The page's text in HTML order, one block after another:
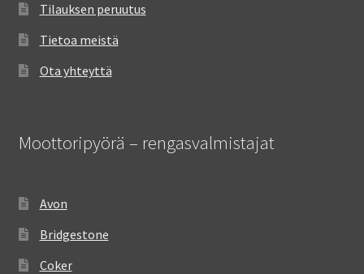
Tilauksen peruutus
Tietoa meistä
Ota yhteyttä
Moottoripyörä – rengasvalmistajat
Avon
Bridgestone
Coker